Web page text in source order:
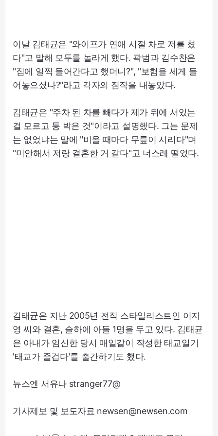
이날 김태균은 "와이프가 연애 시절 차로 저를 쳤
다"고 말해 모두를 놀라게 했다. 곽범과 김수찬은
"집에 일찍 들어간다고 했더니?", "보험을 세게 들
어놓으셨나?"라고 각자의 짐작을 내놓았다.
김태균은 "주차 된 차를 빼다가 제가 뒤에 서있는
걸 모르고 퉁 박은 것"이라고 설명했다. 그는 문제
는 없었냐는 말에 "비올 때마다 무릎이 시리다"며
"미안해서 저랑 결혼한 거 같다"고 너스레 떨었다.
김태균은 지난 2005년 전직 스타일리스트인 이지
영 씨와 결혼, 슬하에 아들 1명을 두고 있다. 김태균
은 아내가 임신한 당시 매일같이 작성한 태교일기
'태교가 즐겁다'를 출간하기도 했다.
뉴스엔 서유나 stranger77@
기사제보 및 보도자료 newsen@newsen.com